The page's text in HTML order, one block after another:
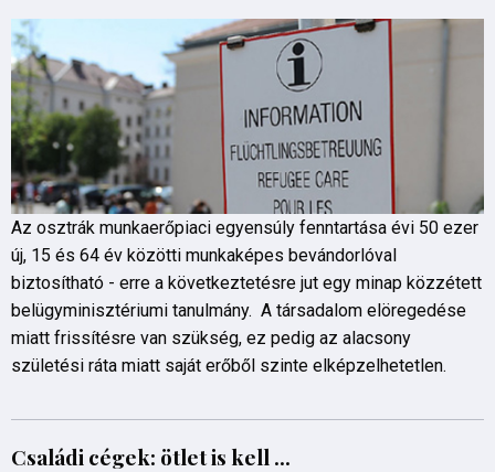
Az osztrák munkaerőpiaci egyensúly fenntartása évi 50 ezer
új, 15 és 64 év közötti munkaképes bevándorlóval
biztosítható - erre a következtetésre jut egy minap közzétett
belügyminisztériumi tanulmány. A társadalom elöregedése
miatt frissítésre van szükség, ez pedig az alacsony
születési ráta miatt saját erőből szinte elképzelhetetlen.
Családi cégek: ötlet is kell ...